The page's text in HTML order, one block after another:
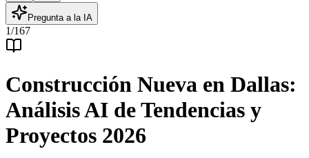
Pregunta a la IA
1/167
Construcción Nueva en Dallas:
Análisis AI de Tendencias y
Proyectos 2026